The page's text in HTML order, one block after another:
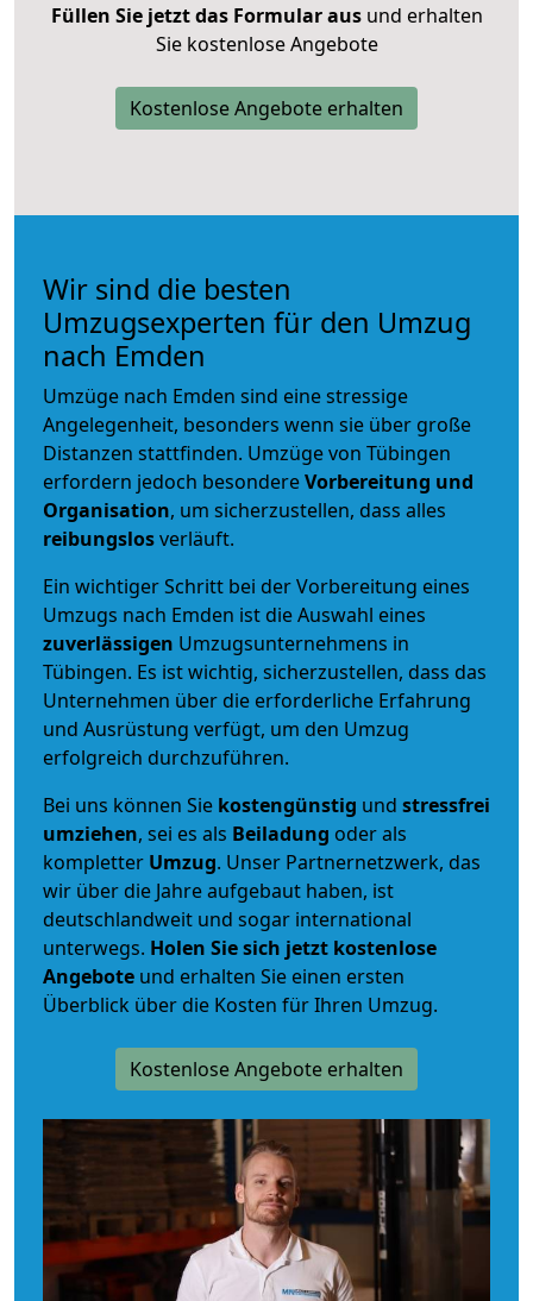
Füllen Sie jetzt das Formular ausund erhalten
Sie kostenlose Angebote
Kostenlose Angebote erhalten
Wir sind die besten
Umzugsexperten für den Umzug
nach Emden
Umzüge nach Emden sind eine stressige
Angelegenheit, besonders wenn sie über große
Distanzen stattfinden. Umzüge von Tübingen
erfordern jedoch besondereVorbereitung und
Organisation, um sicherzustellen, dass alles
reibungslosverläuft.
Ein wichtiger Schritt bei der Vorbereitung eines
Umzugs nach Emden ist die Auswahl eines
zuverlässigen Umzugsunternehmens in
Tübingen. Es ist wichtig, sicherzustellen, dass das
Unternehmen über die erforderliche Erfahrung
und Ausrüstung verfügt, um den Umzug
erfolgreich durchzuführen.
Bei uns können Sie kostengünstig und stressfrei
umziehen, sei es als Beiladung oder als
kompletter Umzug. Unser Partnernetzwerk, das
wir über die Jahre aufgebaut haben, ist
deutschlandweit und sogar international
unterwegs. Holen Sie sich jetzt kostenlose
Angebote und erhalten Sie einen ersten
Überblick über die Kosten für Ihren Umzug.
Kostenlose Angebote erhalten